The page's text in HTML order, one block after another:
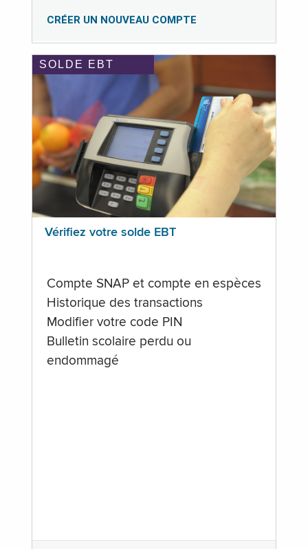
CRÉER UN NOUVEAU COMPTE
SOLDE EBT
Vérifiez votre solde EBT
Compte SNAP et compte en espèces
Historique des transactions
Modifier votre code PIN
Bulletin scolaire perdu ou
endommagé